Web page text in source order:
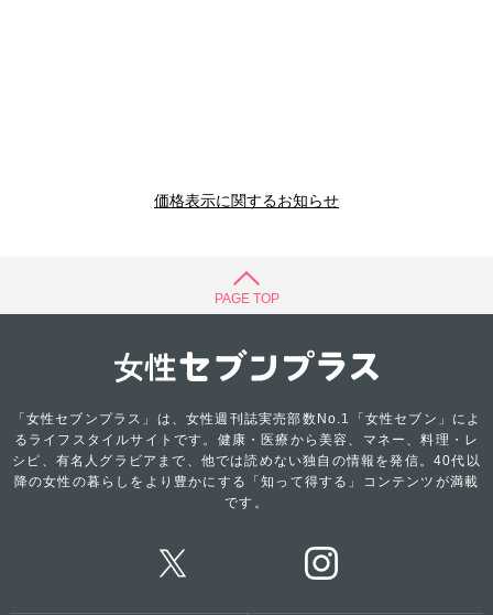
価格表示に関するお知らせ
PAGE TOP
「女性セブンプラス」は、女性週刊誌実売部数No.1「女性セブン」によ
るライフスタイルサイトです。健康・医療から美容、マネー、料理・レ
シピ、有名人グラビアまで、他では読めない独自の情報を発信。40代以
降の女性の暮らしをより豊かにする「知って得する」コンテンツが満載
です。